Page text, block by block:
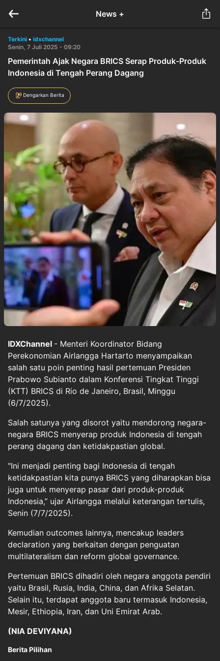
News +
Terkini • idxchannel
Senin, 7 Juli 2025 - 09:20
Pemerintah Ajak Negara BRICS Serap Produk-Produk
Indonesia di Tengah Perang Dagang
Dengarkan Berita
IDXChannel - Menteri Koordinator Bidang
Perekonomian Airlangga Hartarto menyampaikan
salah satu poin penting hasil pertemuan Presiden
Prabowo Subianto dalam Konferensi Tingkat Tinggi
(KTT) BRICS di Rio de Janeiro, Brasil, Minggu
(6/7/2025).
Salah satunya yang disorot yaitu mendorong negara-
negara BRICS menyerap produk Indonesia di tengah
perang dagang dan ketidakpastian global.
"Ini menjadi penting bagi Indonesia di tengah
ketidakpastian kita punya BRICS yang diharapkan bisa
juga untuk menyerap pasar dari produk-produk
Indonesia,” ujar Airlangga melalui keterangan tertulis,
Senin (7/7/2025).
Kemudian outcomes lainnya, mencakup leaders
declaration yang berkaitan dengan penguatan
multilateralism dan reform global governance.
Pertemuan BRICS dihadiri oleh negara anggota pendiri
yaitu Brasil, Rusia, India, China, dan Afrika Selatan.
Selain itu, terdapat anggota baru termasuk Indonesia,
Mesir, Ethiopia, Iran, dan Uni Emirat Arab.
(NIA DEVIYANA)
Berita Pilihan